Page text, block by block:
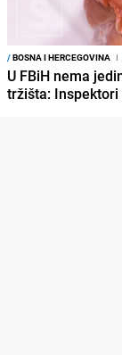
/BOSNA I HERCEGOVINA I
U FBiH nema
tržišta: Inspektori